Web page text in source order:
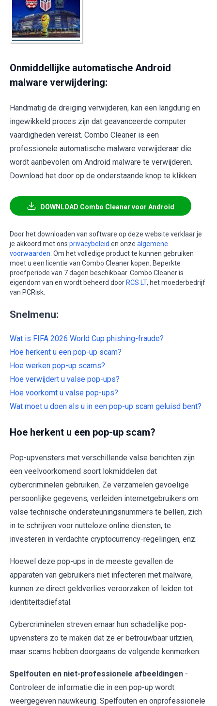
Onmiddellijke automatische Android
malware verwijdering:
Handmatig de dreiging verwijderen, kan een langdurig en
ingewikkeld proces zijn dat geavanceerde computer
vaardigheden vereist. Combo Cleaner is een
professionele automatische malware verwijderaar die
wordt aanbevolen om Android malware te verwijderen.
Download het door op de onderstaande knop te klikken:
DOWNLOAD Combo Cleaner voor Android
Door het downloaden van software op deze website verklaar je
je akkoord met ons privacybeleid en onze algemene
voorwaarden . Om het volledige product te kunnen gebruiken
moet u een licentie van Combo Cleaner kopen. Beperkte
proefperiode van 7 dagen beschikbaar. Combo Cleaner is
eigendom van en wordt beheerd door RCS LT, het moederbedrijf
van PCRisk.
Snelmenu:
Wat is FIFA 2026 World Cup phishing-fraude?
Hoe herkent u een pop-up scam?
Hoe werken pop-up scams?
Hoe verwijdert u valse pop-ups?
Hoe voorkomt u valse pop-ups?
Wat moet u doen als u in een pop-up scam geluisd bent?
Hoe herkent u een pop-up scam?
Pop-upvensters met verschillende valse berichten zijn
een veelvoorkomend soort lokmiddelen dat
cybercriminelen gebruiken. Ze verzamelen gevoelige
persoonlijke gegevens, verleiden internetgebruikers om
valse technische ondersteuningsnummers te bellen, zich
in te schrijven voor nutteloze online diensten, te
investeren in verdachte cryptocurrency-regelingen, enz.
Hoewel deze pop-ups in de meeste gevallen de
apparaten van gebruikers niet infecteren met malware,
kunnen ze direct geldverlies veroorzaken of leiden tot
identiteitsdiefstal.
Cybercriminelen streven ernaar hun schadelijke pop-
upvensters zo te maken dat ze er betrouwbaar uitzien,
maar scams hebben doorgaans de volgende kenmerken:
Spelfouten en niet-professionele afbeeldingen -
Controleer de informatie die in een pop-up wordt
weergegeven nauwkeurig. Spelfouten en onprofessionele